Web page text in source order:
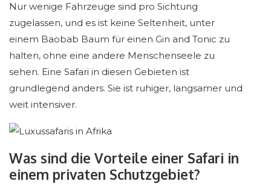
Nur wenige Fahrzeuge sind pro Sichtung
zugelassen, und es ist keine Seltenheit, unter
einem Baobab Baum für einen Gin and Tonic zu
halten, ohne eine andere Menschenseele zu
sehen. Eine Safari in diesen Gebieten ist
grundlegend anders. Sie ist ruhiger, langsamer und
weit intensiver.
Was sind die Vorteile einer Safari in
einem privaten Schutzgebiet?